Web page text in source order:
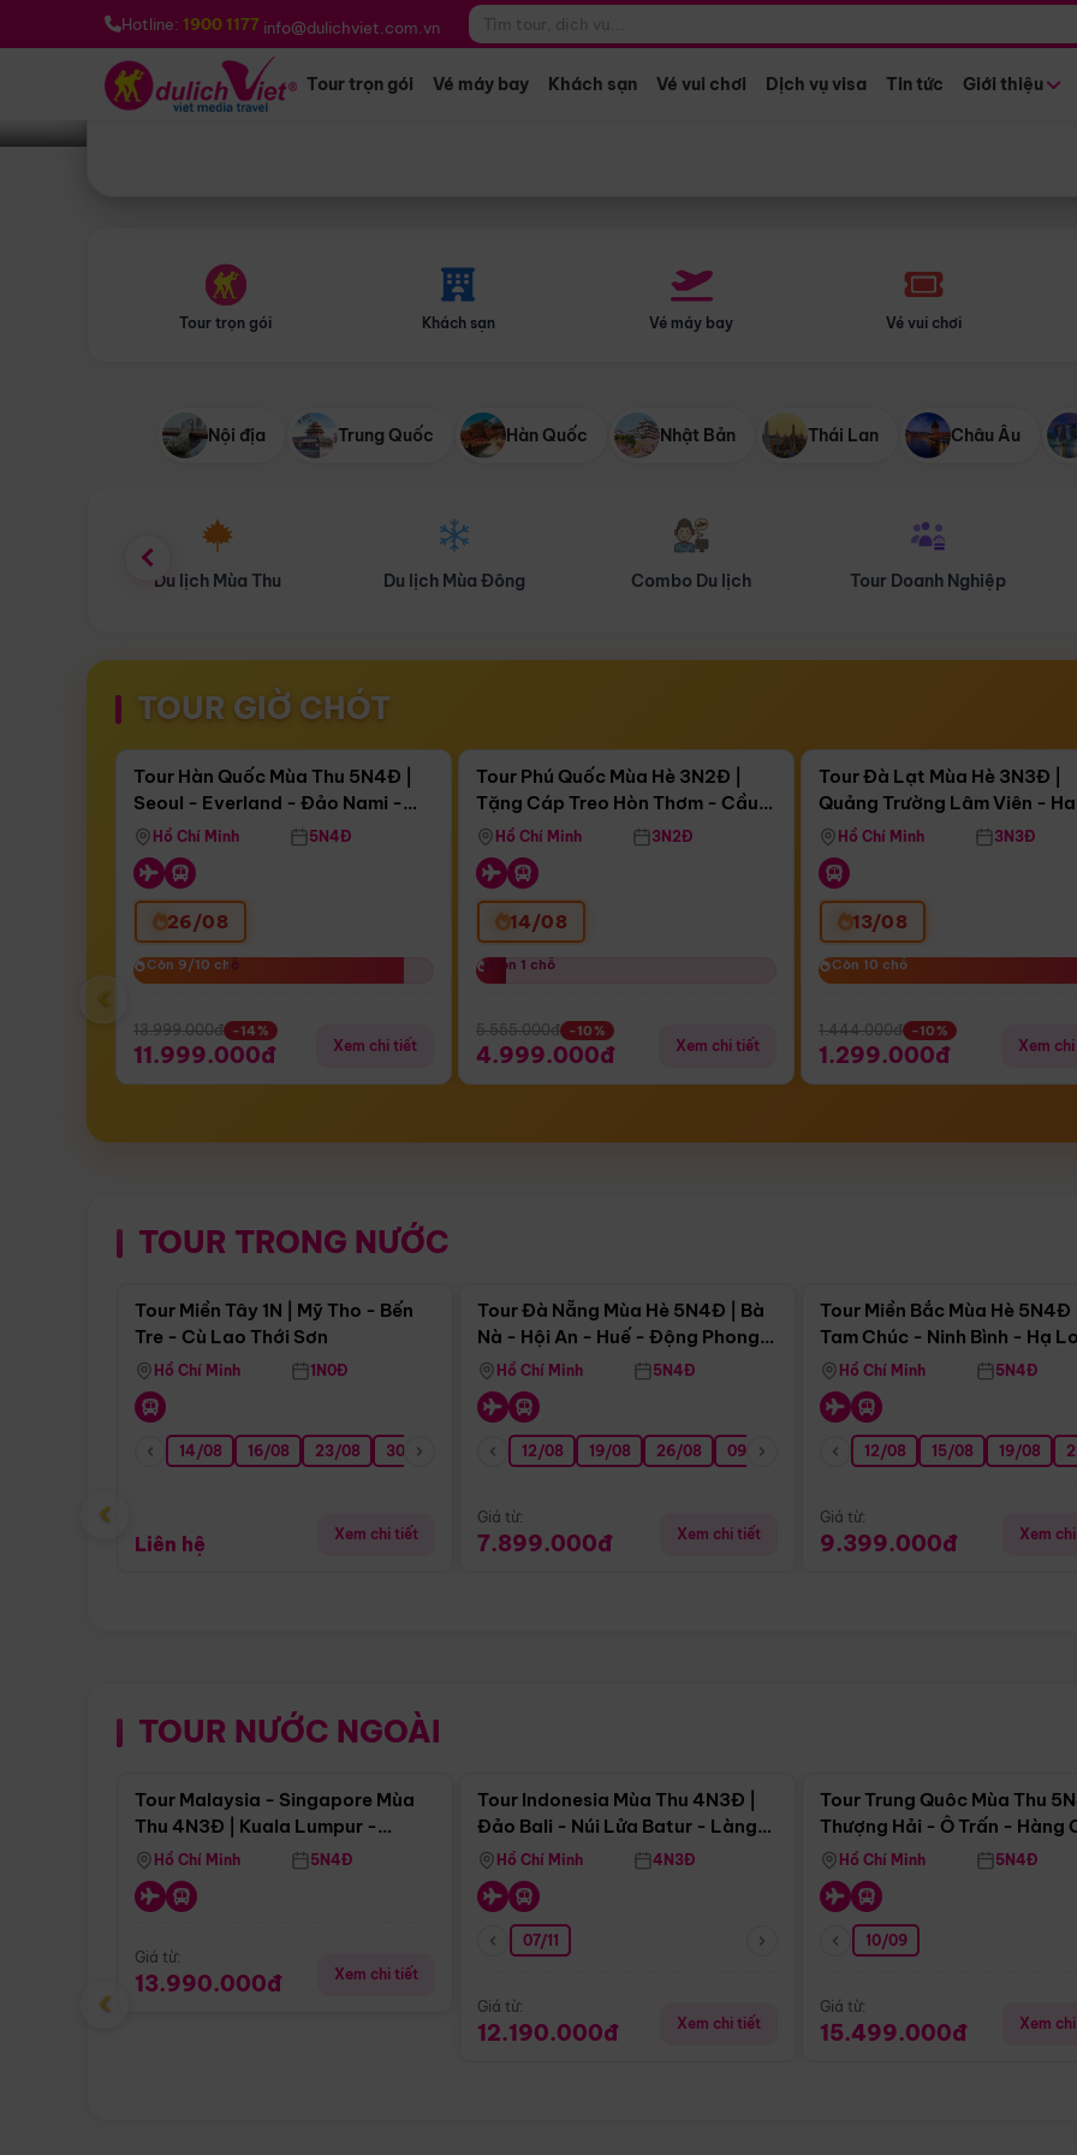
Hotline: 1900 1177 info@dulichviet.com.vn
Tour trọn gói Vé máy bay Khách sạn Vé vui chơi Dịch vụ visa Tin tức Giới thiệu
Bạn muốn đi đâu? *
Tour trọn gói Khách sạn Vé máy bay Vé vui chơi
Nội địa Trung Quốc Hàn Quốc Nhật Bản Thái Lan Châu Âu
Du lịch Mùa Đông Combo Du lịch Tour Doanh Nghiệp Du lịch Hành Hương
TOUR GIỜ CHÓT
Còn17 ngày 05:08:24
Bay Sun Phuquoc Airways
Điểm nổi bật
Tour Hàn Quốc Mùa Thu 5N4Đ |
Seoul - Everland - Đảo Nami -
Tháp Namsan (Bay Sun Phuquoc
Airways)
Hồ Chí Minh 5N4Đ
26/08
Còn 9/10 chỗ
Còn 9/10 chỗ
13.999.000đ -14%
11.999.000đ Xem chi tiết
Còn05 ngày 05:08:24
Tặng Cáp Treo Hòn Thơm
Tour Phú Quốc Mùa Hè 3N2Đ |
Tặng Cáp Treo Hòn Thơm - Cầu
Hôn - Công Viên Nước Aquatopia
Hồ Chí Minh 3N2Đ
14/08
Còn 1 chỗ
Còn 1 chỗ
5.555.000đ -10%
4.999.000đ Xem chi tiết
Còn04 ngày 05:08:24
Tour Đà Lạt Mùa Hè 3N3Đ |
Quảng Trường Lâm Viên -
Hill - Puppy Farm
Hồ Chí Minh 3N3Đ
13/08
Còn 10 chỗ
Còn 10 chỗ
1.444.000đ -10%
1.299.000đ Xem
‹
TOUR TRONG NƯỚC
Điểm nổi bật
Tour Miền Tây 1N | Mỹ Tho - Bến
Tre - Cù Lao Thới Sơn
Hồ Chí Minh 1N0Đ
14/08 16/08 23/08 30/08 06/09 13/09 20/09 27/09
Liên hệ Xem chi tiết
Tour Đà Nẵng Mùa Hè 5N4Đ | Bà
Nà - Hội An - Huế - Động Phong
NhaHồ Chí Minh 5N4Đ
12/08 19/08 26/08 09/09 16/09 23/09 30/09 07/10
Giá từ:
7.899.000đ Xem chi tiết
Tour Miền Bắc Mùa Hè 5N4Đ |
Tam Chúc - Ninh Bình - Hạ
Hồ Chí Minh 5N4Đ
12/08 15/08 19/08
Giá từ:
9.399.000đ Xem
‹
TOUR NƯỚC NGOÀI
Điểm nổi bật
Tour Malaysia - Singapore Mùa
Thu 4N3Đ | Kuala Lumpur -
Malacca - Johor Baru -
Singapore
Hồ Chí Minh 5N4Đ
Giá từ:
13.990.000đ Xem chi tiết
Tour Indonesia Mùa Thu 4N3Đ |
Đảo Bali - Núi Lửa Batur - Làng
Penglipuran
Hồ Chí Minh 4N3Đ
07/11
Giá từ:
12.190.000đ Xem chi tiết
Tour Trung Quôc Mùa Thu
Thượng Hải - Ô Trấn - Hàng
(Tour Không Shopping)
Hồ Chí Minh 5N4Đ
10/09
Giá từ:
15.499.000đ Xem
‹